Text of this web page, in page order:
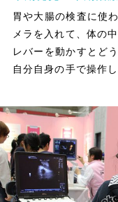
胃や大腸の検査に使
メラを入れて、体の
レバーを動かすとど
自分自身の手で操作